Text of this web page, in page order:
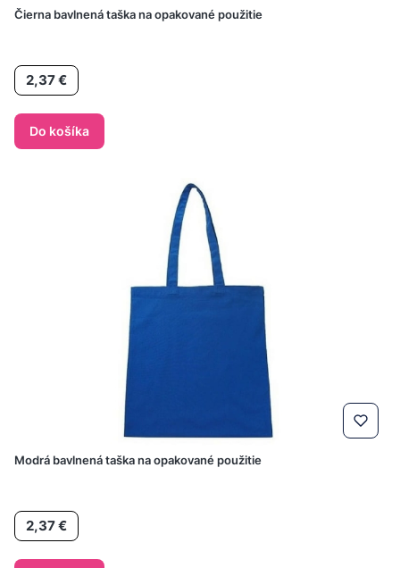
Čierna bavlnená taška na opakované použitie
Cena
2,37 €
Do košíka
Modrá bavlnená taška na opakované použitie
Cena
2,37 €